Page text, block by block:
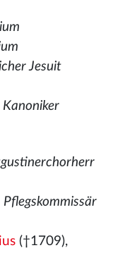
Jesuit
Kanoniker
Pflegskommissär
(†1709),